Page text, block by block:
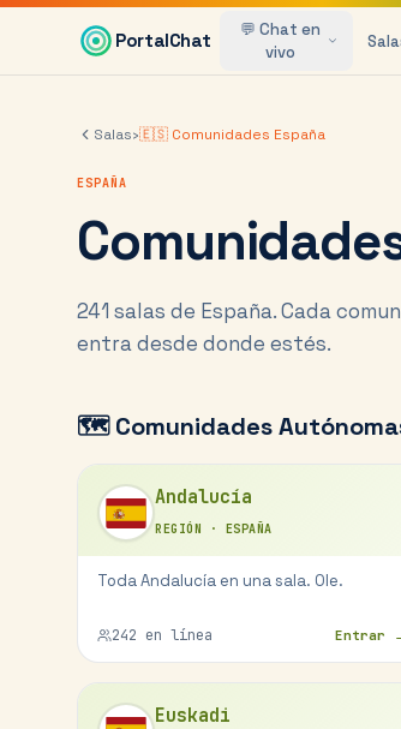
Saltar al contenido principal
PortalChat
💬 Chat en
vivo
Salas›🇪🇸 Comunidades España
ESPAÑA
241 salas de España. Cada
entra desde donde estés.
🗺️ Comunidades
Andalucía
REGIÓN · ESPAÑA
Toda Andalucía en una sala. Ole.
242 en línea Entrar
Euskadi